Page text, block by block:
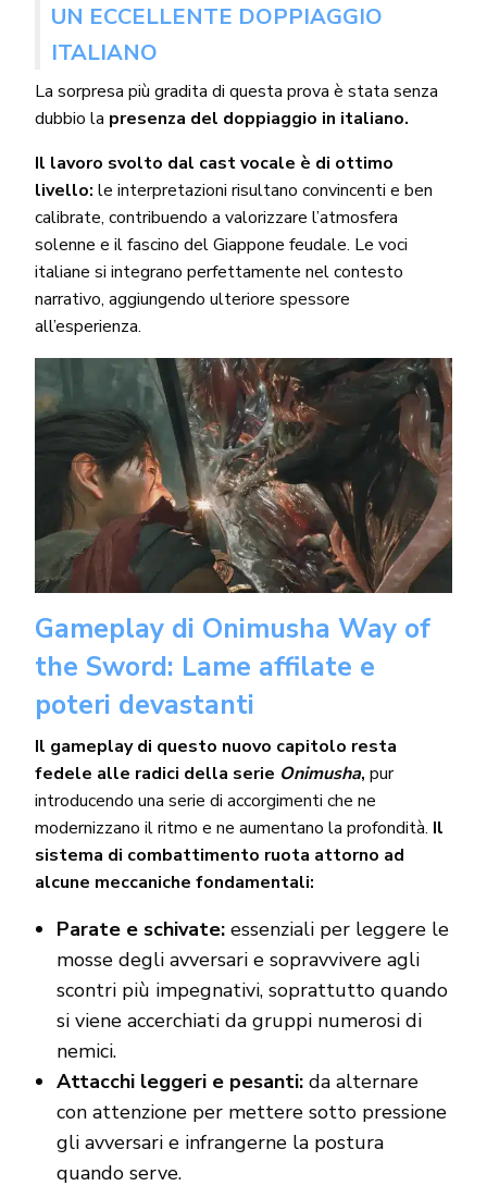
UN ECCELLENTE DOPPIAGGIO
ITALIANO
La sorpresa più gradita di questa prova è stata senza
dubbio la presenza del doppiaggio in italiano.
Il lavoro svolto dal cast vocale è di ottimo
livello: le interpretazioni risultano convincenti e ben
calibrate, contribuendo a valorizzare l’atmosfera
solenne e il fascino del Giappone feudale. Le voci
italiane si integrano perfettamente nel contesto
narrativo, aggiungendo ulteriore spessore
all’esperienza.
Gameplay di Onimusha Way of
the Sword: Lame affilate e
poteri devastanti
Il gameplay di questo nuovo capitolo resta
fedele alle radici della serie Onimusha,pur
introducendo una serie di accorgimenti che ne
modernizzano il ritmo e ne aumentano la profondità. Il
sistema di combattimento ruota attorno ad
alcune meccaniche fondamentali:
Parate e schivate:essenziali per leggere le
mosse degli avversari e sopravvivere agli
scontri più impegnativi, soprattutto quando
si viene accerchiati da gruppi numerosi di
nemici.
Attacchi leggeri e pesanti:da alternare
con attenzione per mettere sotto pressione
gli avversari e infrangerne la postura
quando serve.